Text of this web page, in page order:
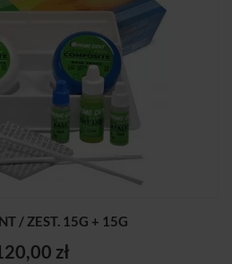
/ ZEST. 15G + 15G
zł